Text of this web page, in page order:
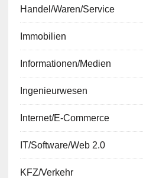
Handel/Waren/Service
Immobilien
Informationen/Medien
Ingenieurwesen
Internet/E-Commerce
IT/Software/Web 2.0
KFZ/Verkehr